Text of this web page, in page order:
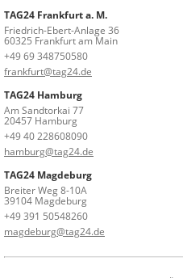
TAG24 Frankfurt a. M.
Friedrich-Ebert-Anlage 36
60325 Frankfurt am Main
+49 69 348750580
frankfurt@tag24.de
TAG24 Hamburg
Am Sandtorkai 77
20457 Hamburg
+49 40 228608090
hamburg@tag24.de
TAG24 Magdeburg
Breiter Weg 8-10A
39104 Magdeburg
+49 391 50548260
magdeburg@tag24.de